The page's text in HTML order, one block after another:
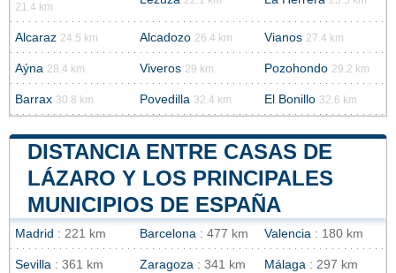
21.4 km
Alcaraz 24.5 km Alcadozo 26.4 km Vianos 27.4 km
Aýna 28.4 km Viveros 29 km Pozohondo 29.2 km
Barrax 30.8 km Povedilla 32.4 km El Bonillo 32.6 km
DISTANCIA ENTRE CASAS DE
LÁZARO Y LOS PRINCIPALES
MUNICIPIOS DE ESPAÑA
Madrid : 221 km Barcelona : 477 km Valencia : 180 km
Sevilla : 361 km Zaragoza : 341 km Málaga : 297 km